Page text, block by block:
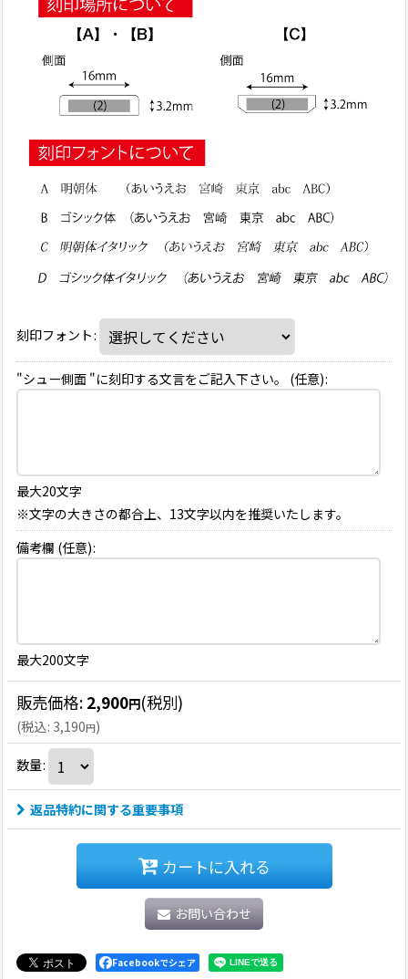
刻印フォント:
"シュー側面 "に刻印する文言をご記入下さい。 (任意):
最大20文字
※文字の大きさの都合上、13文字以内を推奨いたします。
備考欄 (任意):
最大200文字
販売価格: 2,900円(税別)
(税込: 3,190円)
数量:
返品特約に関する重要事項
カートに入れる
お問い合わせ
Facebookでシェア